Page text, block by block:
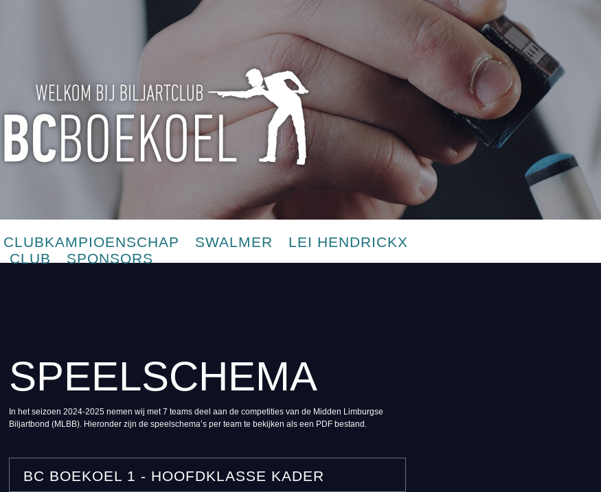
CLUBKAMPIOENSCHAP SWALMER
LEI HENDRICKX
CLUB SPONSORS
SPEELSCHEMA
In het seizoen 2024-2025 nemen wij met 7 teams deel aan de competities van de Midden Limburgse
Biljartbond (MLBB). Hieronder zijn de speelschema’s per team te bekijken als een PDF bestand.
BC BOEKOEL 1 - HOOFDKLASSE KADER